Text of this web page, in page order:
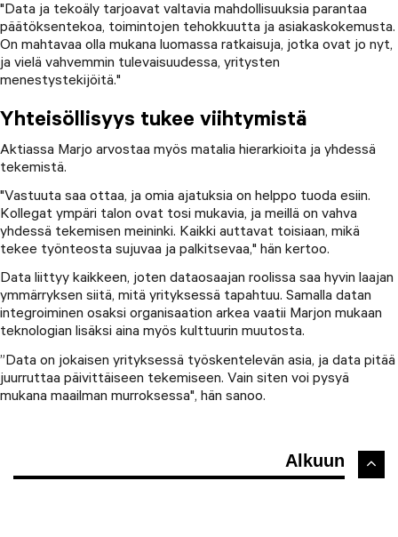
"Data ja tekoäly tarjoavat valtavia mahdollisuuksia parantaa
päätöksentekoa, toimintojen tehokkuutta ja asiakaskokemusta.
On mahtavaa olla mukana luomassa ratkaisuja, jotka ovat jo nyt,
ja vielä vahvemmin tulevaisuudessa, yritysten
menestystekijöitä."
Yhteisöllisyys tukee viihtymistä
Aktiassa Marjo arvostaa myös matalia hierarkioita ja yhdessä
tekemistä.
"Vastuuta saa ottaa, ja omia ajatuksia on helppo tuoda esiin.
Kollegat ympäri talon ovat tosi mukavia, ja meillä on vahva
yhdessä tekemisen meininki. Kaikki auttavat toisiaan, mikä
tekee työnteosta sujuvaa ja palkitsevaa," hän kertoo.
Data liittyy kaikkeen, joten dataosaajan roolissa saa hyvin laajan
ymmärryksen siitä, mitä yrityksessä tapahtuu. Samalla datan
integroiminen osaksi organisaation arkea vaatii Marjon mukaan
teknologian lisäksi aina myös kulttuurin muutosta.
”Data on jokaisen yrityksessä työskentelevän asia, ja data pitää
juurruttaa päivittäiseen tekemiseen. Vain siten voi pysyä
mukana maailman murroksessa", hän sanoo.
Alkuun